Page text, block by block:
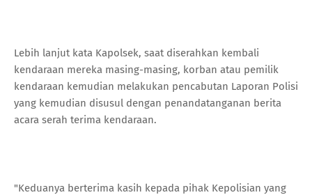
Lebih lanjut kata Kapolsek, saat diserahkan kembali
kendaraan mereka masing-masing, korban atau pemilik
kendaraan kemudian melakukan pencabutan Laporan Polisi
yang kemudian disusul dengan penandatanganan berita
acara serah terima kendaraan.
"Keduanya berterima kasih kepada pihak Kepolisian yang